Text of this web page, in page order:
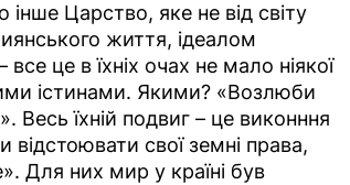
Царство, яке не від світу
життя, ідеалом
це в їхніх очах не мало ніякої
істинами. Якими? «Возлюби
Весь їхній подвиг – це виконння
свої земні права,
Для них мир у країні був